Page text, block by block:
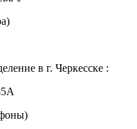
в г. Черкесске :